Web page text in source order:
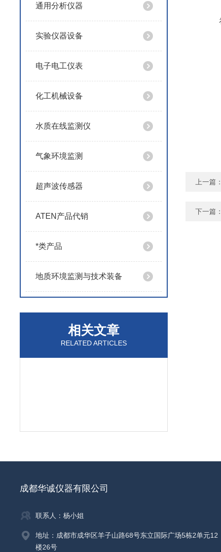
通用分析仪器
实验仪器设备
电子电工仪表
化工机械设备
水质在线监测仪
气象环境监测
超声波传感器
ATEN产品代销
*类产品
地质环境监测与技术装备
相关文章
RELATED ARTICLES
上一篇
下一篇
成都华诚仪器有限公司
联系人：杨小姐
地址：成都市成华区羊子山路68号东立国际广场5栋2单元12
楼26号